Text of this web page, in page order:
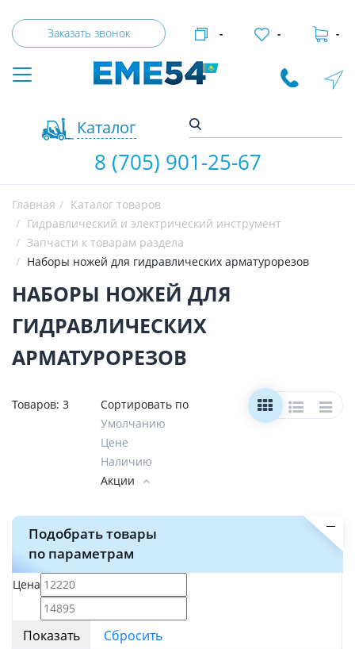
Заказать звонок
Каталог
- - -
8 (705) 901-25-67
Главная
Каталог товаров
Гидравлический и электрический инструмент
Запчасти к товарам раздела
Наборы ножей для гидравлических арматурорезов
НАБОРЫ НОЖЕЙ ДЛЯ
ГИДРАВЛИЧЕСКИХ
АРМАТУРОРЕЗОВ
Товаров: 3
Сортировать по
Умолчанию
Цене
Наличию
Акции
Подобрать товары
по параметрам
Цена